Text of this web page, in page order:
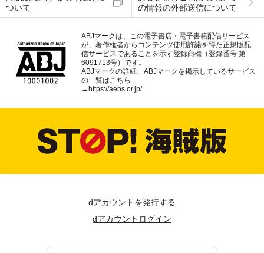
ついて
の情報の外部送信について
ABJマークは、この電子書店・電子書籍配信サービス
が、著作権者からコンテンツ使用許諾を得た正規版配
信サービスであることを示す登録商標（登録番号 第
6091713号）です。
ABJマークの詳細、ABJマークを掲示しているサービス
の一覧はこちら
→ https://aebs.or.jp/
dアカウントを発行する
dアカウントログイン